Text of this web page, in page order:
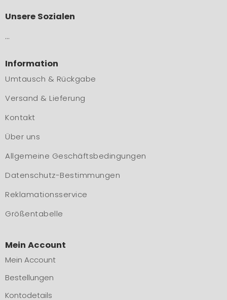
Unsere Sozialen
…
Information
Umtausch & Rückgabe
Versand & Lieferung
Kontakt
Über uns
Allgemeine Geschäftsbedingungen
Datenschutz-Bestimmungen
Reklamationsservice
Größentabelle
Mein Account
Mein Account
Bestellungen
Kontodetails